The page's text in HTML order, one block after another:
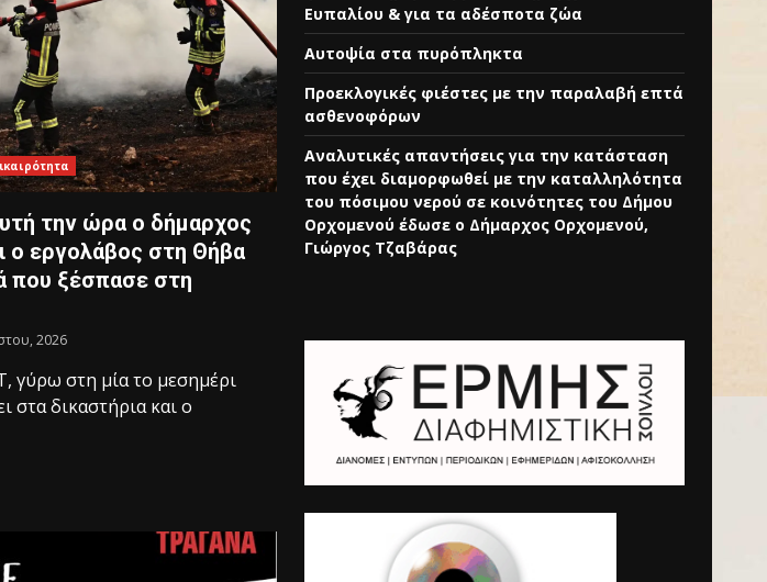
την ώρα ο δήμαρχος
ο εργολάβος στη Θήβα
που ξέσπασε στη
2026
γύρω στη μία το μεσημέρι
στα δικαστήρια και ο
Ευπαλίου & για τα αδέσποτα ζώα
Αυτοψία στα πυρόπληκτα
Προεκλογικές φιέστες με την παραλαβή επτά
ασθενοφόρων
Αναλυτικές απαντήσεις για την κατάσταση
που έχει διαμορφωθεί με την καταλληλότητα
του πόσιμου νερού σε κοινότητες του Δήμου
Ορχομενού έδωσε ο Δήμαρχος Ορχομενού,
Γιώργος Τζαβάρας